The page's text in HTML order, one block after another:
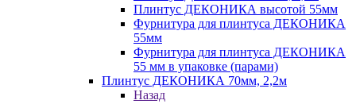
Плинтус ДЕКОНИКА высотой 55мм
Фурнитура для плинтуса ДЕКОНИКА
55мм
Фурнитура для плинтуса ДЕКОНИКА
55 мм в упаковке (парами)
Плинтус ДЕКОНИКА 70мм, 2,2м
Назад